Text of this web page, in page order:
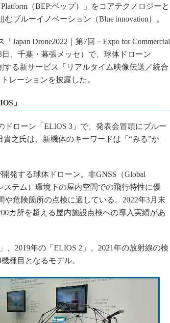
（BEP:ベップ）」をコアテクノロジーと
ブルーイノベーション（Blue innovation）。
Drone2022｜第7回－Expo for Commercial
、千葉・幕張メッセ）で、球体ドローン
する新サービス「リアルタイム映像伝送／統合
レーションを披露した。
」
ローン「ELIOS 3」で、発表会冒頭にブルー
之氏は、新機体のキーワードは「“みる”か
発する球体ドローン。非GNSS（Global
ステム）環境下の屋内空間での飛行特性に優
危険箇所の点検に適している。2022年3月末
カ所を超える屋内施設点検への導入実績があ
2019年の「ELIOS 2」、2021年の放射線の検
種目となるモデル。